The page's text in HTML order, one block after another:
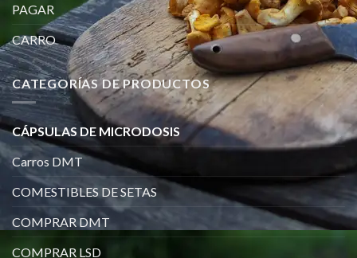
PAGAR
CARRO
CATEGORÍAS DE PRODUCTOS
CÁPSULAS DE MICRODOSIS
Carros DMT
COMESTIBLES DE SETAS
COMPRAR DMT
COMPRAR LSD